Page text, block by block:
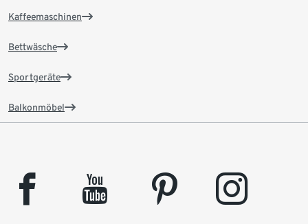
Kaffeemaschinen
Bettwäsche
Sportgeräte
Balkonmöbel
facebook youtube pinterest instagram